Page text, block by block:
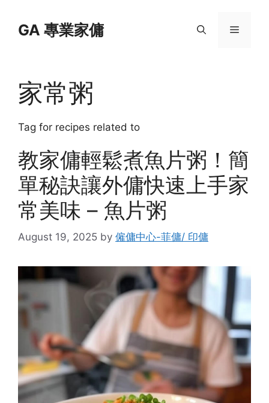
contentGA 專業家傭 Menu
家常粥
Tag for recipes related to
教家傭輕鬆煮魚片粥！簡
單秘訣讓外傭快速上手家
常美味 – 魚片粥
August 19, 2025 by 僱傭中心-菲傭/ 印傭